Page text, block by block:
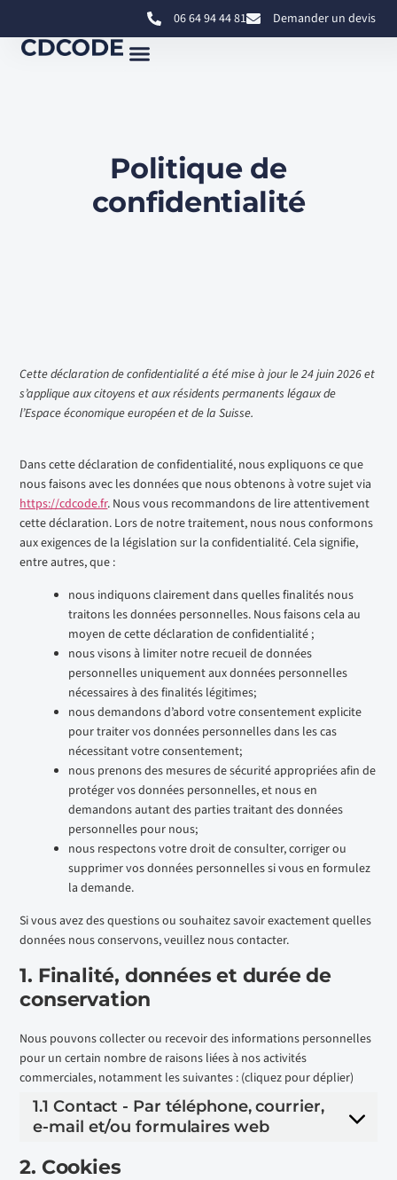
06 64 94 44 81 Demander un devis
Politique de
confidentialité
Cette déclaration de confidentialité a été mise à jour le 24 juin 2026 et
s’applique aux citoyens et aux résidents permanents légaux de
l’Espace économique européen et de la Suisse.
Dans cette déclaration de confidentialité, nous expliquons ce que
nous faisons avec les données que nous obtenons à votre sujet via
https://cdcode.fr. Nous vous recommandons de lire attentivement
cette déclaration. Lors de notre traitement, nous nous conformons
aux exigences de la législation sur la confidentialité. Cela signifie,
entre autres, que :
nous indiquons clairement dans quelles finalités nous
traitons les données personnelles. Nous faisons cela au
moyen de cette déclaration de confidentialité ;
nous visons à limiter notre recueil de données
personnelles uniquement aux données personnelles
nécessaires à des finalités légitimes;
nous demandons d’abord votre consentement explicite
pour traiter vos données personnelles dans les cas
nécessitant votre consentement;
nous prenons des mesures de sécurité appropriées afin de
protéger vos données personnelles, et nous en
demandons autant des parties traitant des données
personnelles pour nous;
nous respectons votre droit de consulter, corriger ou
supprimer vos données personnelles si vous en formulez
la demande.
Si vous avez des questions ou souhaitez savoir exactement quelles
données nous conservons, veuillez nous contacter.
1. Finalité, données et durée de
conservation
Nous pouvons collecter ou recevoir des informations personnelles
pour un certain nombre de raisons liées à nos activités
commerciales, notamment les suivantes : (cliquez pour déplier)
1.1 Contact - Par téléphone, courrier,
e-mail et/ou formulaires web
2. Cookies